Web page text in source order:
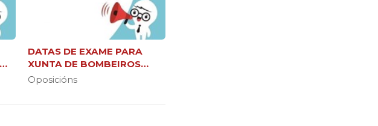
DATAS DE EXAME PARA
XUNTA DE BOMBEIROS
FORESTAIS (C2 E XEFE DE
Oposicións